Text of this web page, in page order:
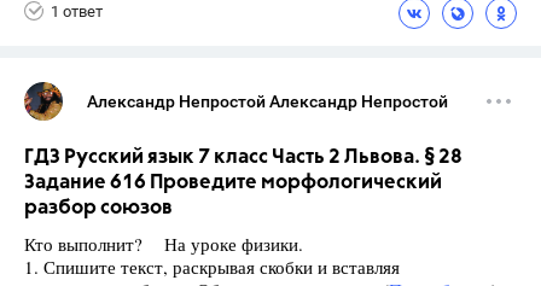
1 ответ
Александр Непростой Александр Непростой
ГДЗ Русский язык 7 класс Часть 2 Львова. § 28
Задание 616 Проведите морфологический
разбор союзов
Кто выполнит? На уроке физики.
1. Спишите текст, раскрывая скобки и вставляя